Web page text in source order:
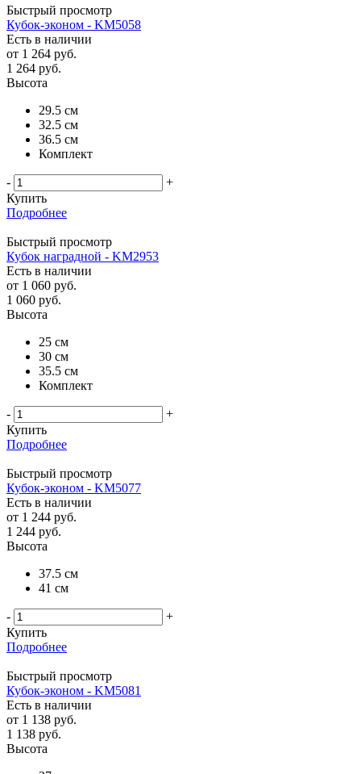
Быстрый просмотр
Кубок-эконом - KM5058
Есть в наличии
от 1 264 руб.
1 264 руб.
Высота
29.5 см
32.5 см
36.5 см
Комплект
-
+
Купить
Подробнее
Быстрый просмотр
Кубок наградной - KM2953
Есть в наличии
от 1 060 руб.
1 060 руб.
Высота
25 см
30 см
35.5 см
Комплект
-
+
Купить
Подробнее
Быстрый просмотр
Кубок-эконом - KM5077
Есть в наличии
от 1 244 руб.
1 244 руб.
Высота
37.5 см
41 см
-
+
Купить
Подробнее
Быстрый просмотр
Кубок-эконом - KM5081
Есть в наличии
от 1 138 руб.
1 138 руб.
Высота